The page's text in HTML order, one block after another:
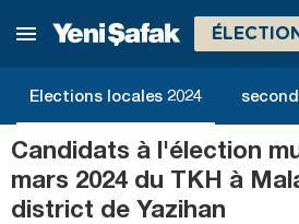
ÉLECTION
Elections locales 2024
Candidats à l'élection
mars 2024 du TKH à
district de Yazihan
Kastamonu
Kilis
Kırıkkale
Kırklareli